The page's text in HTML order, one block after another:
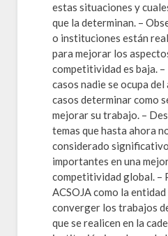
estas situaciones y
que la determinan. –
o instituciones están
para mejorar los
competitividad es baja.
casos nadie se ocupa del
casos determinar como
mejorar su trabajo. –
temas que hasta ahora
considerado
importantes en una
competitividad global. –
ACSOJA como la
converger los trabajos
que se realicen en la